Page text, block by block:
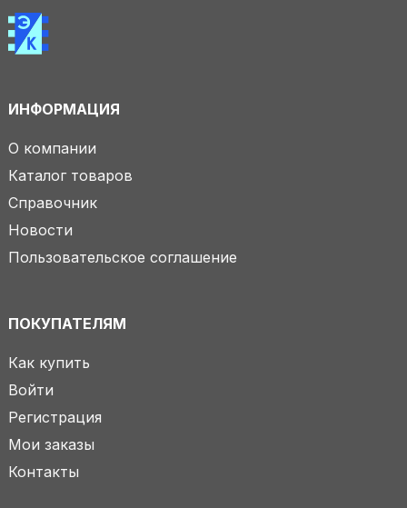
ИНФОРМАЦИЯ
О компании
Каталог товаров
Справочник
Новости
Пользовательское соглашение
ПОКУПАТЕЛЯМ
Как купить
Войти
Регистрация
Мои заказы
Контакты